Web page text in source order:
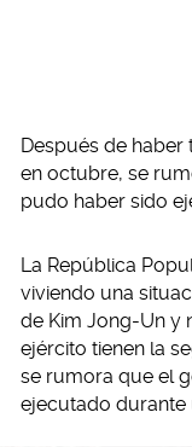
Después de
en octubre, se
pudo haber sido
La República
viviendo una
de Kim Jong-Un y
ejército tienen la
se rumora que el
ejecutado durante